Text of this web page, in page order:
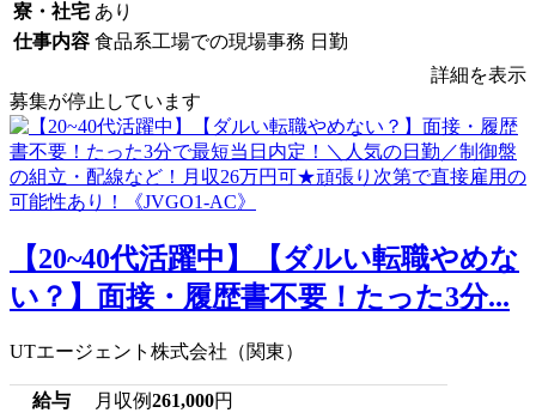
寮・社宅 あり
仕事内容 食品系工場での現場事務 日勤
詳細を表示
募集が停止しています
【20~40代活躍中】【ダルい転職やめな
い？】面接・履歴書不要！たった3分...
UTエージェント株式会社（関東）
給与 月収例261,000円